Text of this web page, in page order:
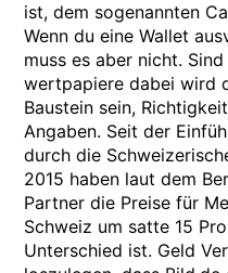
ist, dem sogenannten
Wenn du eine Wallet
muss es aber nicht.
wertpapiere dabei wird
Baustein sein,
Angaben. Seit der
durch die
2015 haben laut dem
Partner die Preise für
Schweiz um satte 15
Unterschied ist. Geld